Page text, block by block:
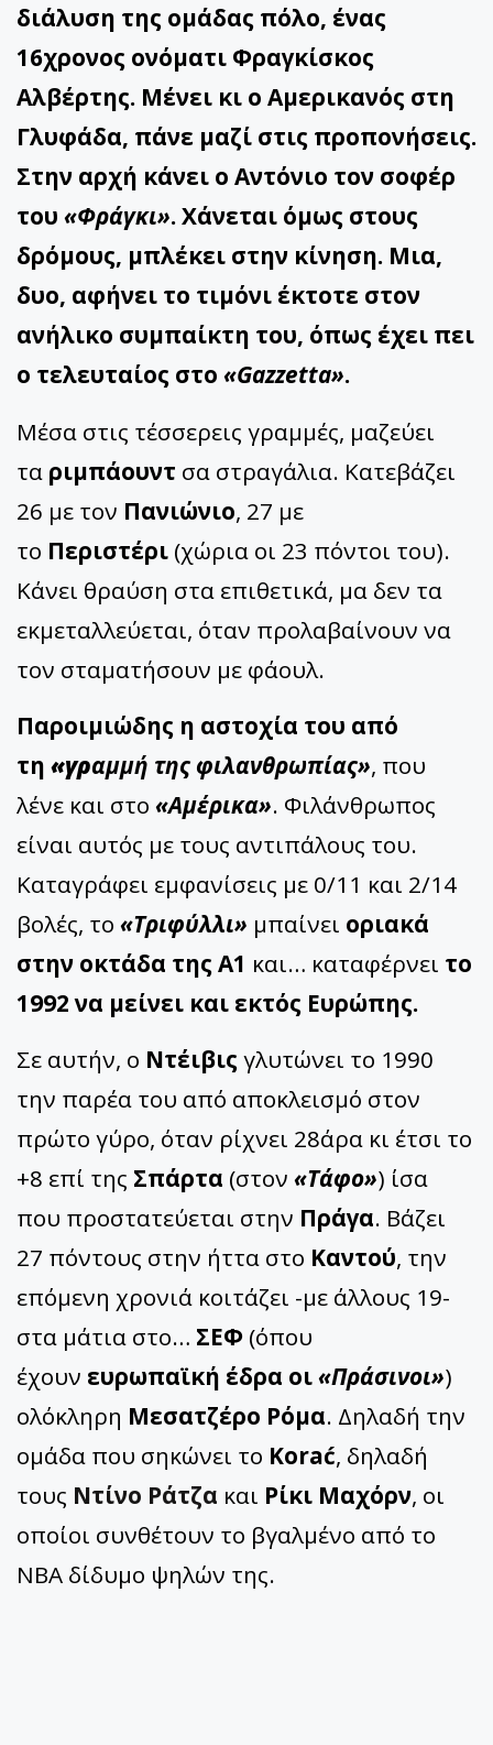
διάλυση της ομάδας πόλο, ένας
16χρονος ονόματι Φραγκίσκος
Αλβέρτης. Μένει κι ο Αμερικανός στη
Γλυφάδα, πάνε μαζί στις προπονήσεις.
Στην αρχή κάνει ο Αντόνιο τον σοφέρ
του «Φράγκι». Χάνεται όμως στους
δρόμους, μπλέκει στην κίνηση. Μια,
δυο, αφήνει το τιμόνι έκτοτε στον
ανήλικο συμπαίκτη του, όπως έχει πει
ο τελευταίος στο «Gazzetta».
Μέσα στις τέσσερεις γραμμές, μαζεύει
τα ριμπάουντ σα στραγάλια. Κατεβάζει
26 με τον Πανιώνιο, 27 με
το Περιστέρι (χώρια οι 23 πόντοι του).
Κάνει θραύση στα επιθετικά, μα δεν τα
εκμεταλλεύεται, όταν προλαβαίνουν να
τον σταματήσουν με φάουλ.
Παροιμιώδης η αστοχία του από
τη «γραμμή της φιλανθρωπίας», που
λένε και στο «Αμέρικα». Φιλάνθρωπος
είναι αυτός με τους αντιπάλους του.
Καταγράφει εμφανίσεις με 0/11 και 2/14
βολές, το «Τριφύλλι» μπαίνει οριακά
στην οκτάδα της Α1 και… καταφέρνει το
1992 να μείνει και εκτός Ευρώπης.
Σε αυτήν, ο Ντέιβις γλυτώνει το 1990
την παρέα του από αποκλεισμό στον
πρώτο γύρο, όταν ρίχνει 28άρα κι έτσι το
+8 επί της Σπάρτα (στον «Τάφο») ίσα
που προστατεύεται στην Πράγα. Βάζει
27 πόντους στην ήττα στο Καντού, την
επόμενη χρονιά κοιτάζει -με άλλους 19-
στα μάτια στο… ΣΕΦ (όπου
έχουν ευρωπαϊκή έδρα οι«Πράσινοι»)
ολόκληρη Μεσατζέρο Ρόμα. Δηλαδή την
ομάδα που σηκώνει το Korać, δηλαδή
τους Ντίνο Ράτζα και Ρίκι Μαχόρν, οι
οποίοι συνθέτουν το βγαλμένο από το
ΝΒΑ δίδυμο ψηλών της.